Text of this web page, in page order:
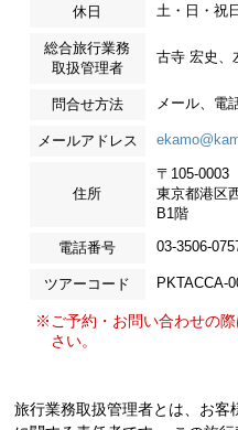
休日 土・日・祝
総合旅行業務
取扱管理者
古寺 宏史、
問合せ方法 メール、電
メールアドレス
住所
〒105-0003
東京都港区
B1階
電話番号 03-3506-
ツアーコード PKTACCA-
※ご予約・お問い合わせの
さい。
旅行業務取扱管理者とは、お客